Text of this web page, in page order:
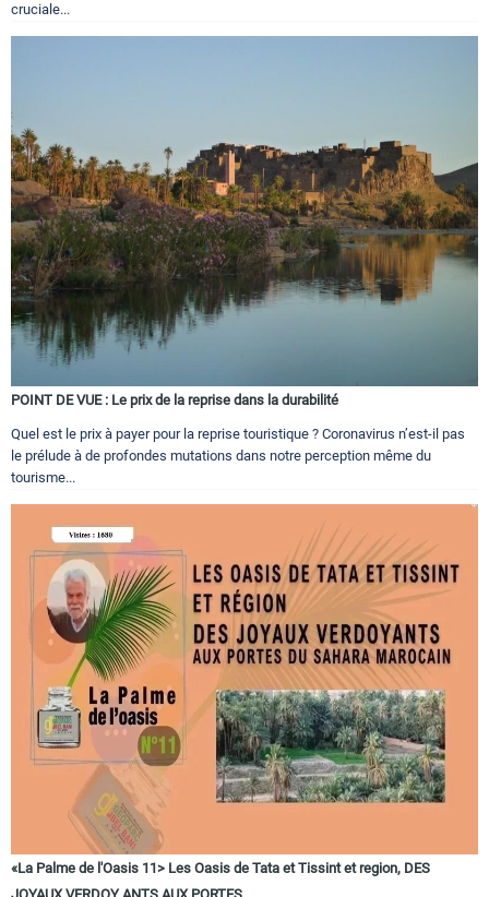
cruciale...
POINT DE VUE : Le prix de la reprise dans la durabilité
Quel est le prix à payer pour la reprise touristique ? Coronavirus n’est-il pas
le prélude à de profondes mutations dans notre perception même du
tourisme...
«La Palme de l'Oasis 11> Les Oasis de Tata et Tissint et region, DES